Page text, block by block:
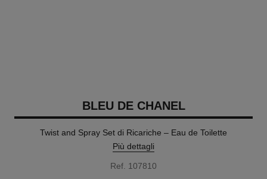
BLEU DE CHANEL
Twist and Spray Set di Ricariche – Eau de Toilette
Più dettagli
Ref. 107810